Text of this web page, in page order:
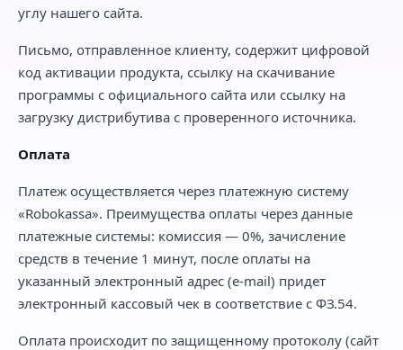
углу нашего сайта.
Письмо, отправленное клиенту, содержит цифровой
код активации продукта, ссылку на скачивание
программы с официального сайта или ссылку на
загрузку дистрибутива с проверенного источника.
Оплата
Платеж осуществляется через платежную систему
«Robokassa». Преимущества оплаты через данные
платежные системы: комиссия — 0%, зачисление
средств в течение 1 минут, после оплаты на
указанный электронный адрес (e-mail) придет
электронный кассовый чек в соответствие с ФЗ.54.
Оплата происходит по защищенному протоколу (сайт